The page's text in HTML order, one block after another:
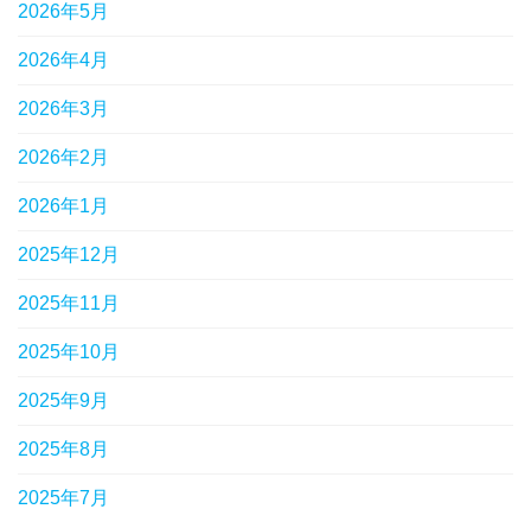
2026年5月
2026年4月
2026年3月
2026年2月
2026年1月
2025年12月
2025年11月
2025年10月
2025年9月
2025年8月
2025年7月